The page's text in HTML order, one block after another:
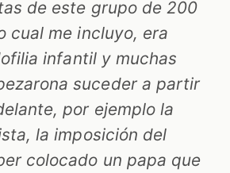
de este grupo de 200
cual me incluyo, era
infantil y muchas
suceder a partir
por ejemplo la
la imposición del
colocado un papa que